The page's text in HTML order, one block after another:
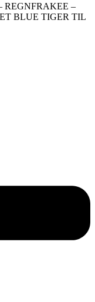
REGNFRAKEE –
BLUE TIGER TIL